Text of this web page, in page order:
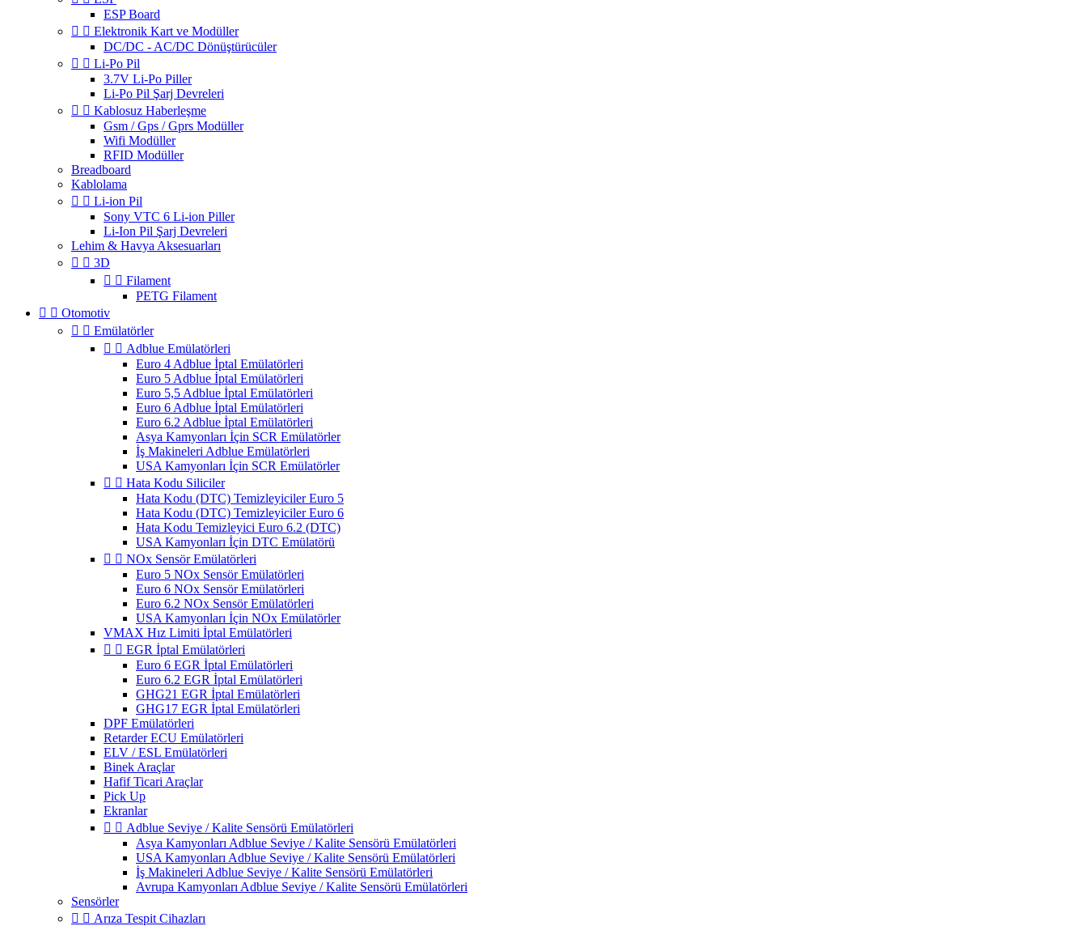
ESP Board
  Elektronik Kart ve Modüller
DC/DC - AC/DC Dönüştürücüler
  Li-Po Pil
3.7V Li-Po Piller
Li-Po Pil Şarj Devreleri
  Kablosuz Haberleşme
Gsm / Gps / Gprs Modüller
Wifi Modüller
RFID Modüller
Breadboard
Kablolama
  Li-ion Pil
Sony VTC 6 Li-ion Piller
Li-Ion Pil Şarj Devreleri
Lehim & Havya Aksesuarları
  3D
  Filament
PETG Filament
  Otomotiv
  Emülatörler
  Adblue Emülatörleri
Euro 4 Adblue İptal Emülatörleri
Euro 5 Adblue İptal Emülatörleri
Euro 5,5 Adblue İptal Emülatörleri
Euro 6 Adblue İptal Emülatörleri
Euro 6.2 Adblue İptal Emülatörleri
Asya Kamyonları İçin SCR Emülatörler
İş Makineleri Adblue Emülatörleri
USA Kamyonları İçin SCR Emülatörler
  Hata Kodu Siliciler
Hata Kodu (DTC) Temizleyiciler Euro 5
Hata Kodu (DTC) Temizleyiciler Euro 6
Hata Kodu Temizleyici Euro 6.2 (DTC)
USA Kamyonları İçin DTC Emülatörü
  NOx Sensör Emülatörleri
Euro 5 NOx Sensör Emülatörleri
Euro 6 NOx Sensör Emülatörleri
Euro 6.2 NOx Sensör Emülatörleri
USA Kamyonları İçin NOx Emülatörler
VMAX Hız Limiti İptal Emülatörleri
  EGR İptal Emülatörleri
Euro 6 EGR İptal Emülatörleri
Euro 6.2 EGR İptal Emülatörleri
GHG21 EGR İptal Emülatörleri
GHG17 EGR İptal Emülatörleri
DPF Emülatörleri
Retarder ECU Emülatörleri
ELV / ESL Emülatörleri
Binek Araçlar
Hafif Ticari Araçlar
Pick Up
Ekranlar
  Adblue Seviye / Kalite Sensörü Emülatörleri
Asya Kamyonları Adblue Seviye / Kalite Sensörü Emülatörleri
USA Kamyonları Adblue Seviye / Kalite Sensörü Emülatörleri
İş Makineleri Adblue Seviye / Kalite Sensörü Emülatörleri
Avrupa Kamyonları Adblue Seviye / Kalite Sensörü Emülatörleri
Sensörler
  Arıza Tespit Cihazları